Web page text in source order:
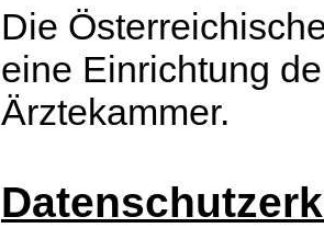
Die
eine Einrichtung
Ärztekammer.